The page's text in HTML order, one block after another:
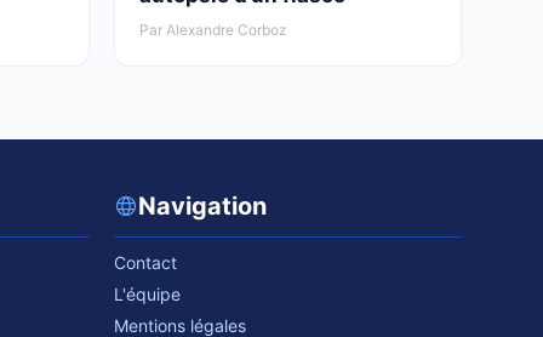
Par Alexandre Corboz
Navigation
Contact
L'équipe
Mentions légales